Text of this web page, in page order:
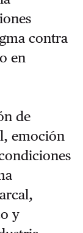
contra
en
de
emoción
y